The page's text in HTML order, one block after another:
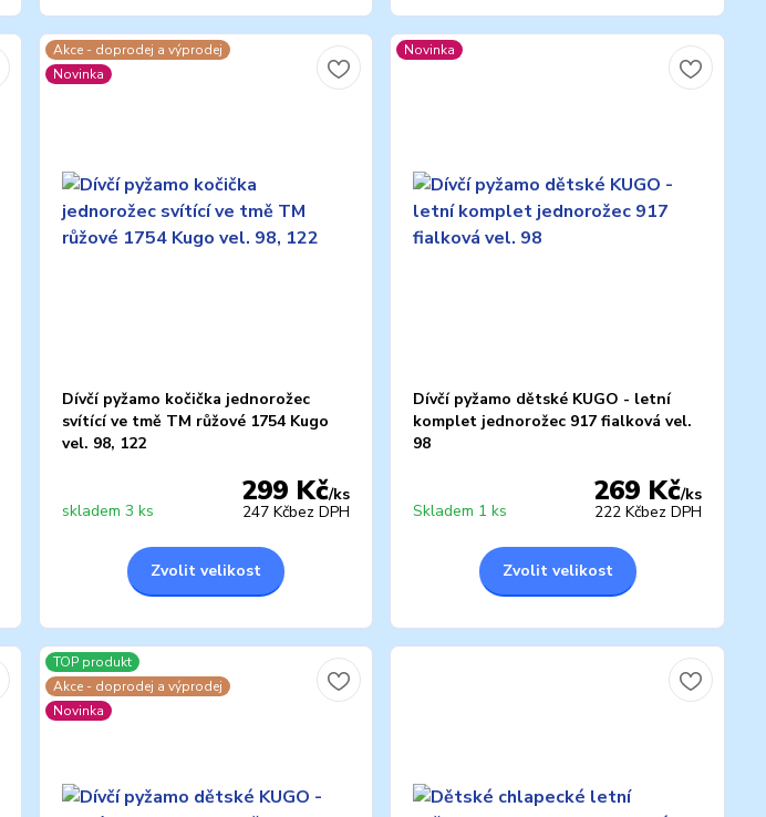
Akce - doprodej a výprodej
Novinka
Dívčí pyžamo kočička jednorožec
svítící ve tmě TM růžové 1754 Kugo
vel. 98, 122
299 Kč/ks
247 Kčbez DPH
skladem 3 ks
Zvolit velikost
Novinka
Dívčí pyžamo dětské KUGO - letní
komplet jednorožec 917 fialková vel.
98
269 Kč/ks
222 Kčbez DPH
Skladem 1 ks
Zvolit velikost
TOP produkt
Akce - doprodej a výprodej
Novinka